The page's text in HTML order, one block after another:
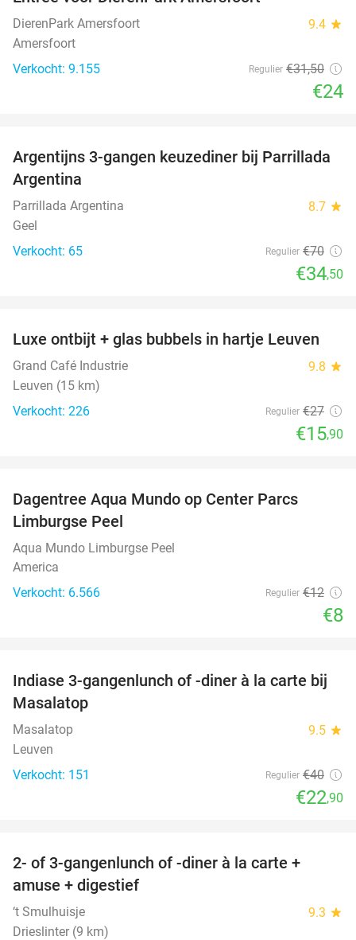
DierenPark Amersfoort 9.4 star
Amersfoort
Verkocht: 9.155
Regulier €31,50
€24
51%
Argentijns 3-gangen keuzediner bij Parrillada
Argentina
Parrillada Argentina 8.7 star
Geel
Verkocht: 65
Regulier €70
€34,50
41%
Luxe ontbijt + glas bubbels in hartje Leuven
Grand Café Industrie 9.8 star
Leuven (15 km)
Verkocht: 226
Regulier €27
€15,90
Dagentree Aqua Mundo op Center Parcs
Limburgse Peel
Aqua Mundo Limburgse Peel
America
Verkocht: 6.566
Regulier €12
€8
43%
Indiase 3-gangenlunch of -diner à la carte bij
Masalatop
Masalatop 9.5 star
Leuven
Verkocht: 151
Regulier €40
€22,90
2- of 3-gangenlunch of -diner à la carte +
amuse + digestief
‘t Smulhuisje 9.3 star
Drieslinter (9 km)